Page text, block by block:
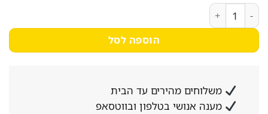
כמות של תנור חימום לבית ולגינה אינפרא EF-1166 זק"ש
הוספה לסל
משלוחים מהירים עד הבית
מענה אנושי בטלפון ובווטסאפ